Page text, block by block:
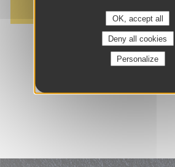
je suis intéressé(e) !
OK, accept all
Deny all cookies
Personalize